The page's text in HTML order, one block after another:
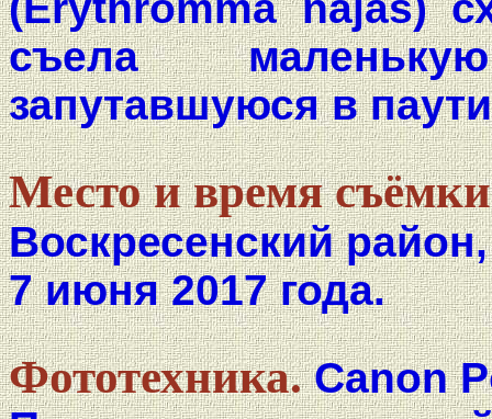
съела
запутавшуюся в
Место и время
Воскресенский
7 июня 2017 года.
Фототехника.Canon